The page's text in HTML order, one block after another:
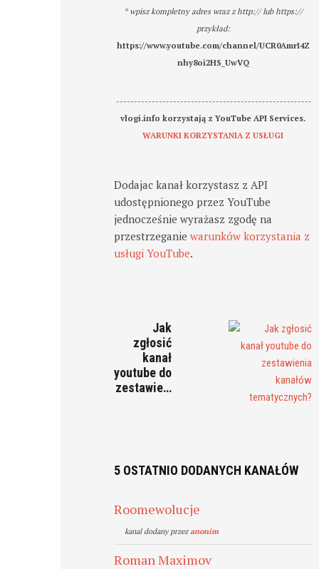
* wpisz kompletny adres wraz z http:// lub https://
przykład:
https://www.youtube.com/channel/UCR0AmrI4Z
nhy8oi2HS_UwVQ
-------------------------------------------------------
vlogi.info korzystają z YouTube API Services.
WARUNKI KORZYSTANIA Z USŁUGI
Dodajac kanał korzystasz z API
udostępnionego przez YouTube
jednocześnie wyrażasz zgodę na
przestrzeganiewarunków korzystania z
usługi YouTube.
Jak
zgłosić
kanał
youtube do
zestawie…
5 OSTATNIO DODANYCH KANAŁÓW
Roomewolucje
kanal dodany przezanonim
Roman Maximov